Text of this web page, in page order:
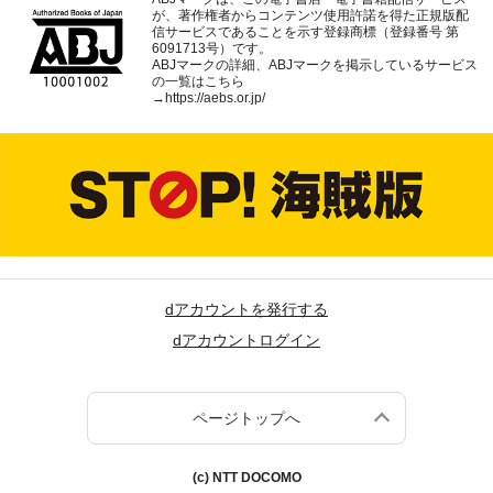
が、著作権者からコンテンツ使用許諾を得た正規版配
信サービスであることを示す登録商標（登録番号 第
6091713号）です。
ABJマークの詳細、ABJマークを掲示しているサービス
の一覧はこちら
→https://aebs.or.jp/
dアカウントを発行する
dアカウントログイン
ページトップへ
(c) NTT DOCOMO